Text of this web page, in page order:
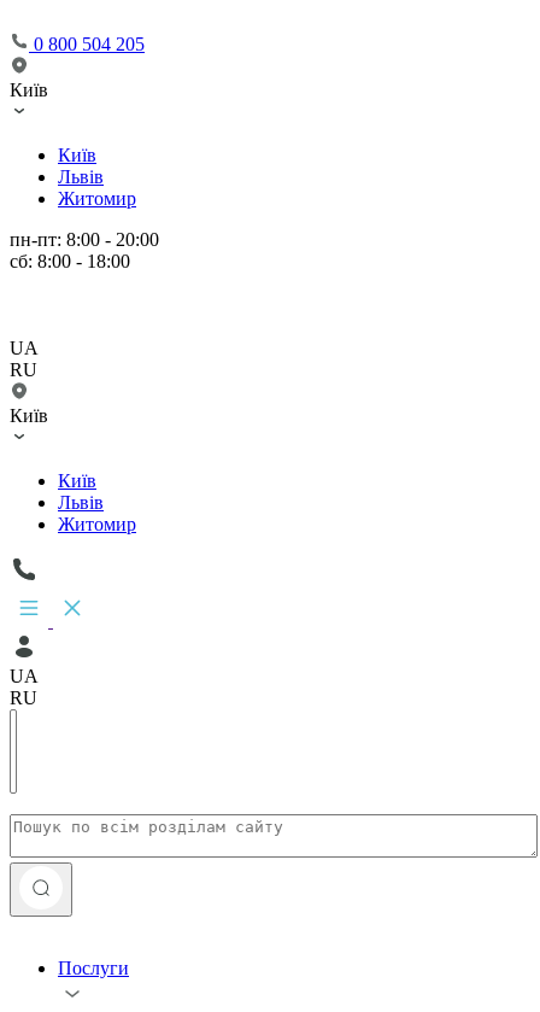
0 800 504 205
Київ
Київ
Львів
Житомир
пн-пт: 8:00 - 20:00
сб: 8:00 - 18:00
UA
RU
Київ
Київ
Львів
Житомир
UA
RU
Послуги